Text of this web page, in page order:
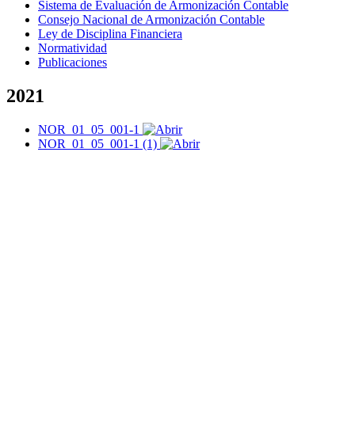
Sistema de Evaluación de Armonización Contable
Consejo Nacional de Armonización Contable
Ley de Disciplina Financiera
Normatividad
Publicaciones
2021
NOR_01_05_001-1
NOR_01_05_001-1 (1)